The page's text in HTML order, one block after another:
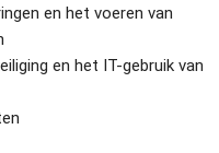
en het voeren van
en het IT-gebruik van